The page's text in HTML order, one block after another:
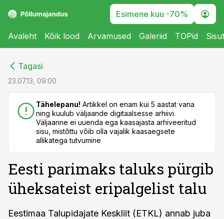
Esimene kuu -70%
Avaleht Kõik lood Arvamused Galeriid TOPid
Tagasi
23.07.13, 09:00
Tähelepanu! Artikkel on enam kui 5 aastat vana
ning kuulub väljaande digitaalsesse arhiivi.
Väljaanne ei uuenda ega kaasajasta arhiveeritud
sisu, mistõttu võib olla vajalik kaasaegsete
allikatega tutvumine
Eesti parimaks taluks pürgib
üheksateist eripalgelist talu
Eestimaa Talupidajate Keskliit (ETKL) annab juba